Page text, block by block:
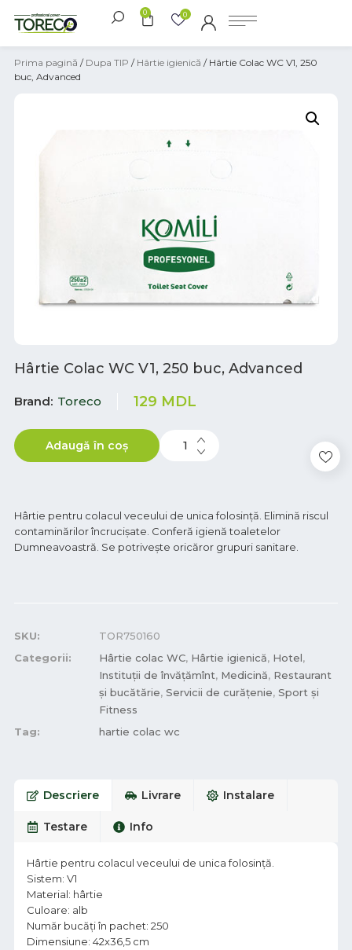
0 0
Prima pagină / Dupa TIP / Hârtie igienică / Hârtie Colac WC V1, 250
buc, Advanced
Hârtie Colac WC V1, 250 buc, Advanced
Brand Toreco 129 MDL
Adaugă în coș
Hârtie pentru colacul veceului de unica folosință. Elimină riscul
contaminărilor încrucișate. Conferă igienă toaletelor
Dumneavoastră. Se potrivește oricăror grupuri sanitare.
SKU:
TOR750160
Categorii:
Hârtie colac WC, Hârtie igienică, Hotel,
Instituții de învățămînt, Medicină, Restaurant
și bucătărie, Servicii de curățenie, Sport și
Fitness
Tag:
hartie colac wc
Descriere Livrare Instalare
Testare Info
Hârtie pentru colacul veceului de unica folosință.
Sistem: V1
Material: hârtie
Culoare: alb
Număr bucăți în pachet: 250
Dimensiune: 42x36,5 cm